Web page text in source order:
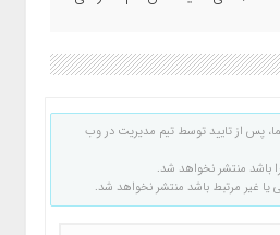
پس از تایید توسط تیم مدیریت در وب
باشد منتشر نخواهد شد.
یا غیر مرتبط باشد منتشر نخواهد شد.